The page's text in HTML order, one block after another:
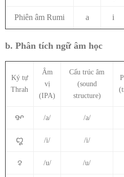
Phiên âm Rumi a i
b. Phân tích ngữ âm học
Ký tự
Thrah
Âm
vị
(IPA)
Cấu trúc âm
(sound
structure)
ꨀ /a/ /a/
ꨁ /i/ /i/
ꨂ /u/ /u/